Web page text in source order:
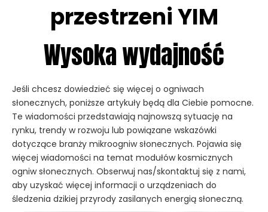
przestrzeni YIM
Wysoka wydajność
Jeśli chcesz dowiedzieć się więcej o ogniwach
słonecznych, poniższe artykuły będą dla Ciebie pomocne.
Te wiadomości przedstawiają najnowszą sytuację na
rynku, trendy w rozwoju lub powiązane wskazówki
dotyczące branży mikroogniw słonecznych. Pojawia się
więcej wiadomości na temat modułów kosmicznych
ogniw słonecznych. Obserwuj nas/skontaktuj się z nami,
aby uzyskać więcej informacji o urządzeniach do
śledzenia dzikiej przyrody zasilanych energią słoneczną.